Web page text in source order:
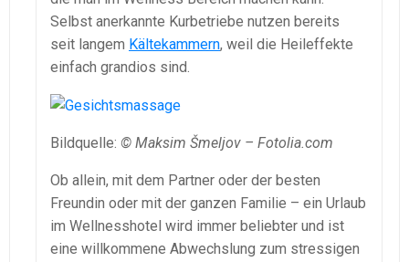
Selbst anerkannte Kurbetriebe nutzen bereits
seit langem Kältekammern, weil die Heileffekte
einfach grandios sind.
Bildquelle: © Maksim Šmeljov – Fotolia.com
Ob allein, mit dem Partner oder der besten
Freundin oder mit der ganzen Familie – ein Urlaub
im Wellnesshotel wird immer beliebter und ist
eine willkommene Abwechslung zum stressigen